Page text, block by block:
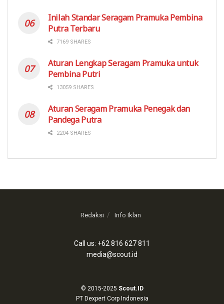
Inilah Standar Seragam Pramuka Pembina
Putra Terbaru
7169 SHARES
Aturan Lengkap Seragam Pramuka untuk
Pembina Putri
13059 SHARES
Aturan Seragam Pramuka Penegak dan
Pandega Putra
2204 SHARES
Redaksi Info Iklan
Call us: +62 816 627 811
media@scout.id
© 2015-2025 Scout.ID
PT Dexpert Corp Indonesia